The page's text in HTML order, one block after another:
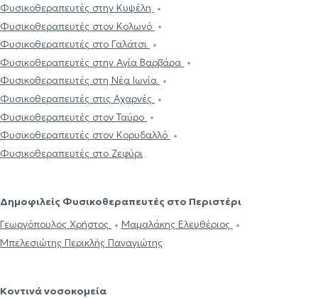
Φυσικοθεραπευτές στην Κυψέλη
Φυσικοθεραπευτές στον Κολωνό
Φυσικοθεραπευτές στο Γαλάτσι
Φυσικοθεραπευτές στην Αγία Βαρβάρα
Φυσικοθεραπευτές στη Νέα Ιωνία
Φυσικοθεραπευτές στις Αχαρνές
Φυσικοθεραπευτές στον Ταύρο
Φυσικοθεραπευτές στον Κορυδαλλό
Φυσικοθεραπευτές στο Ζεφύρι
Δημοφιλείς Φυσικοθεραπευτές στο Περιστέρι
Γεωργόπουλος Χρήστος
Μαμαλάκης Ελευθέριος
Μπελεσιώτης Περικλής Παναγιώτης
Κοντινά νοσοκομεία